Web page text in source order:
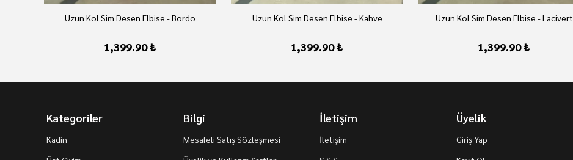
Uzun Kol Sim Desen Elbise - Bordo
1,399.90 ₺
Uzun Kol Sim Desen Elbise - Kahve
1,399.90 ₺
Uzun Kol Sim Desen Elbise - Lacivert
1,399.90 ₺
Kategoriler
Kadin
Bilgi
Mesafeli Satış Sözleşmesi
İletişim
İletişim
Üyelik
Giriş Yap